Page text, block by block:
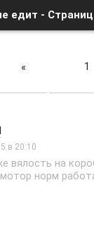
« 1
в 20:10
вялость на
норм